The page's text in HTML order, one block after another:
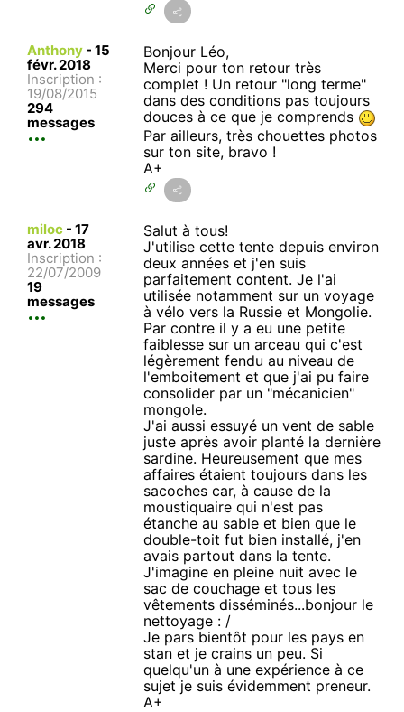
Anthony - 15
févr. 2018
Inscription :
19/08/2015
294
messages
Bonjour Léo,
Merci pour ton retour très
complet ! Un retour "long terme"
dans des conditions pas toujours
douces à ce que je comprends
Par ailleurs, très chouettes photos
sur ton site, bravo !
A+
miloc - 17
avr. 2018
Inscription :
22/07/2009
19
messages
Salut à tous!
J'utilise cette tente depuis environ
deux années et j'en suis
parfaitement content. Je l'ai
utilisée notamment sur un voyage
à vélo vers la Russie et Mongolie.
Par contre il y a eu une petite
faiblesse sur un arceau qui c'est
légèrement fendu au niveau de
l'emboitement et que j'ai pu faire
consolider par un "mécanicien"
mongole.
J'ai aussi essuyé un vent de sable
juste après avoir planté la dernière
sardine. Heureusement que mes
affaires étaient toujours dans les
sacoches car, à cause de la
moustiquaire qui n'est pas
étanche au sable et bien que le
double-toit fut bien installé, j'en
avais partout dans la tente.
J'imagine en pleine nuit avec le
sac de couchage et tous les
vêtements disséminés...bonjour le
nettoyage : /
Je pars bientôt pour les pays en
stan et je crains un peu. Si
quelqu'un à une expérience à ce
sujet je suis évidemment preneur.
A+